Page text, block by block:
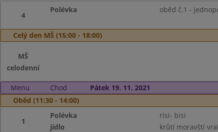
4
Polévka oběd č.1 -
Celý den MŠ (15:00 - 18:00)
MŠ
celodenní
Menu Chod
Pátek 19. 11. 2021
Oběd (11:30 - 14:00)
1
Polévka
risi- bisi
jídlo
krůtí moravští